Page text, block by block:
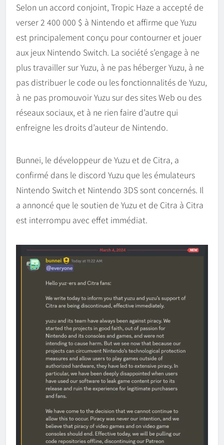
Selon un accord conjoint, Tropic Haze a accepté de
verser 2 400 000 $ à Nintendo et affirme que Yuzu
est principalement conçu pour contourner et jouer
aux jeux Nintendo Switch. La société s’engage à ne
plus travailler sur Yuzu, à ne pas héberger Yuzu, à ne
pas distribuer le code ou les fonctionnalités de Yuzu,
à ne pas promouvoir Yuzu sur des sites Web ou des
réseaux sociaux, et à ne rien faire d’autre qui
enfreigne les droits d’auteur de Nintendo.
Bunnei, le développeur de Yuzu et de Citra, a
confirmé dans le discord Yuzu que les émulateurs
Nintendo Switch et Nintendo 3DS sont concernés. Il
a annoncé que le soutien de Yuzu et de Citra à Citra
est interrompu avec effet immédiat.